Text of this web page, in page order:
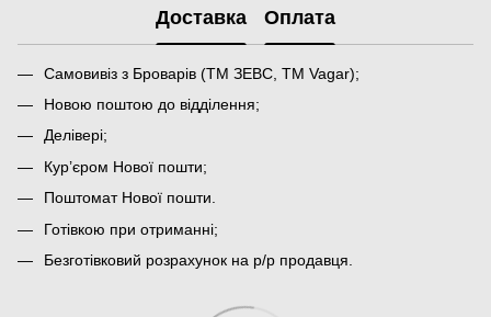
Доставка Оплата
Самовивіз з Броварів (ТМ ЗЕВС, ТМ Vagar);
Новою поштою до відділення;
Делівері;
Кур’єром Нової пошти;
Поштомат Нової пошти.
Готівкою при отриманні;
Безготівковий розрахунок на р/р продавця.